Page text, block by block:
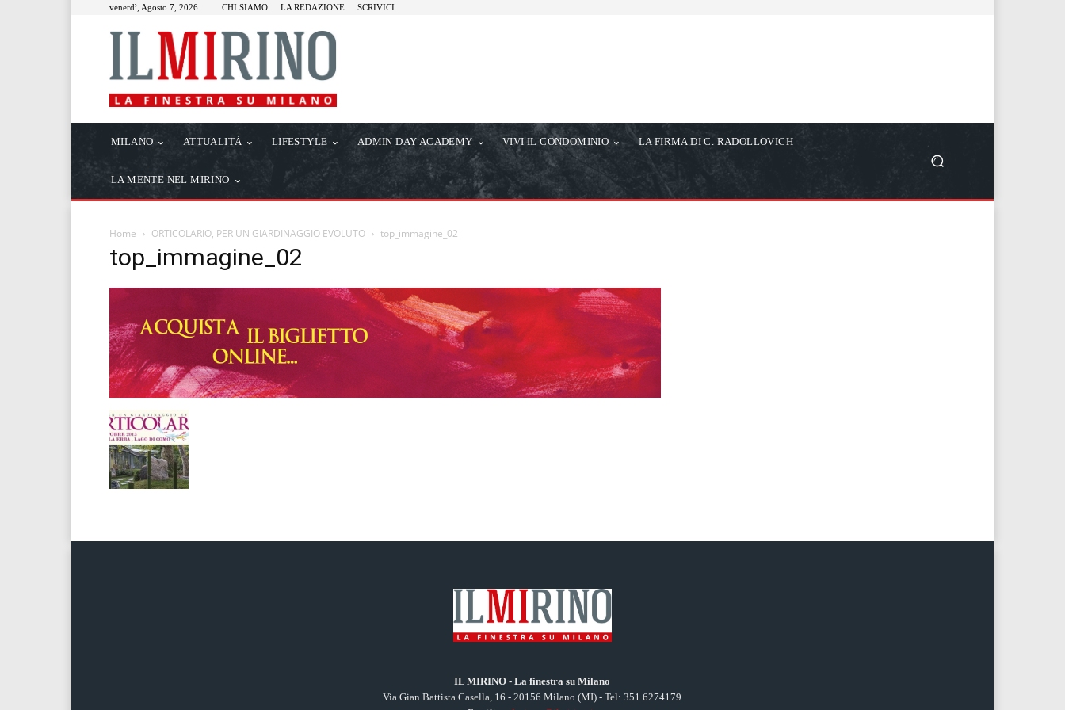
venerdì, Agosto 7, 2026 CHI SIAMO LA REDAZIONE SCRIVICI
MILANO ATTUALITÀ LIFESTYLE ADMIN DAY ACADEMY VIVI IL CONDOMINIO LA FIRMA DI C. RADOLLOVICH
LA MENTE NEL MIRINO
Home ORTICOLARIO, PER UN GIARDINAGGIO EVOLUTO top_immagine_02
top_immagine_02
IL MIRINO - La finestra su Milano
Via Gian Battista Casella, 16 - 20156 Milano (MI) - Tel: 351 6274179